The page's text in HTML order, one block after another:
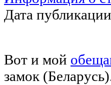
Дата публикации
Вот и мой
замок